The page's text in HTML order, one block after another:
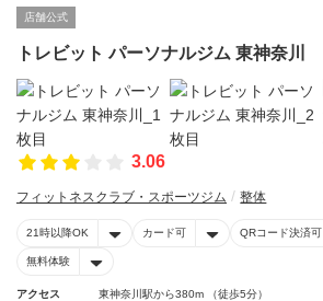
店舗公式
トレビット パーソナルジム 東神奈川
3.06
フィットネスクラブ・スポーツジム 整体
21時以降OK カード可 QRコード決済可
無料体験
アクセス
東神奈川駅から380m （徒歩5分）